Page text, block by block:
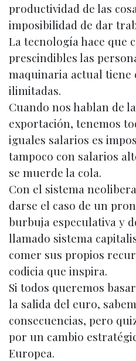
productividad de las
imposibilidad de dar
La tecnología hace que
prescindibles las
maquinaria actual tiene
ilimitadas.
Cuando nos hablan de
exportación, tenemos
iguales salarios es
tampoco con salarios
se muerde la cola.
Con el sistema
darse el caso de un
burbuja especulativa y
llamado sistema
comer sus propios
codicia que inspira.
Si todos queremos
la salida del euro,
consecuencias, pero
por un cambio
Europea.